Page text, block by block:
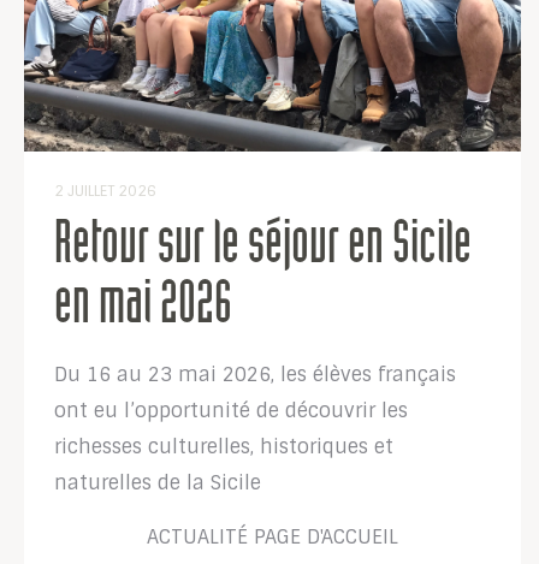
2 JUILLET 2026
Retour sur le séjour en Sicile
en mai 2026
Du 16 au 23 mai 2026, les élèves français
ont eu l’opportunité de découvrir les
richesses culturelles, historiques et
naturelles de la Sicile
ACTUALITÉ PAGE D'ACCUEIL